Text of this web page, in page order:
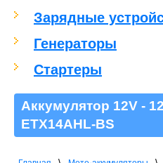
Зарядные
Генераторы
Стартеры
Аккумулятор 12V -
ETX14AHL-BS